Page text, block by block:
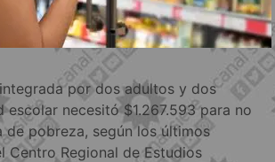
por dos adultos y dos
escolar necesitó $1.267.593 para no
de pobreza, según los últimos
Centro Regional de Estudios